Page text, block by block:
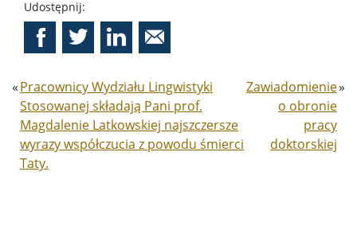
Udostępnij:
«Pracownicy Wydziału Lingwistyki
Stosowanej składają Pani prof.
Magdalenie Latkowskiej najszczersze
wyrazy współczucia z powodu śmierci
Taty.
Zawiadomienie
o obronie
pracy
doktorskiej
»